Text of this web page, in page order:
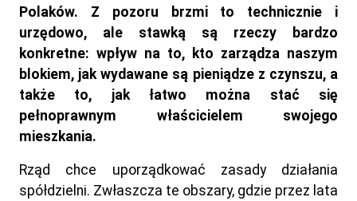
Polaków. Z pozoru brzmi to technicznie i
urzędowo, ale stawką są rzeczy bardzo
konkretne: wpływ na to, kto zarządza naszym
blokiem, jak wydawane są pieniądze z czynszu, a
także to, jak łatwo można stać się
pełnoprawnym właścicielem swojego
mieszkania.
Rząd chce uporządkować zasady działania
spółdzielni. Zwłaszcza te obszary, gdzie przez lata